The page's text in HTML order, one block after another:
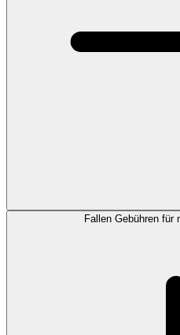
Fallen Gebühren für